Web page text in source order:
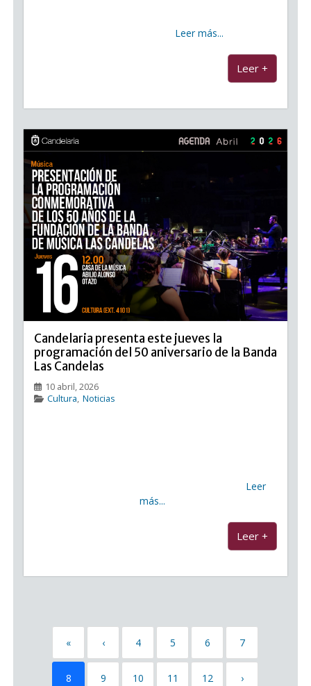
Leer más...
Leer +
Candelaria presenta este jueves la
programación del 50 aniversario de la Banda
Las Candelas
10 abril, 2026
Cultura, Noticias
Leer
más...
Leer +
« ‹ 4 5 6 7
8 9 10 11 12 ›